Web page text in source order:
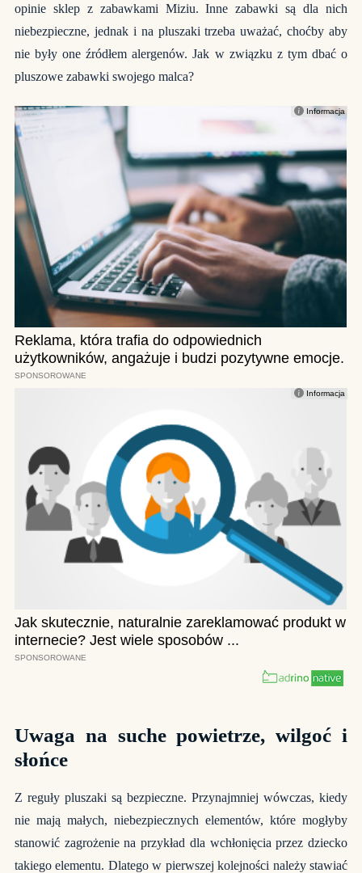
opinie sklep z zabawkami Miziu. Inne zabawki są dla nich
niebezpieczne, jednak i na pluszaki trzeba uważać, choćby aby
nie były one źródłem alergenów. Jak w związku z tym dbać o
pluszowe zabawki swojego malca?
Uwaga na suche powietrze, wilgoć i
słońce
Z reguły pluszaki są bezpieczne. Przynajmniej wówczas, kiedy
nie mają małych, niebezpiecznych elementów, które mogłyby
stanowić zagrożenie na przykład dla wchłonięcia przez dziecko
takiego elementu. Dlatego w pierwszej kolejności należy stawiać